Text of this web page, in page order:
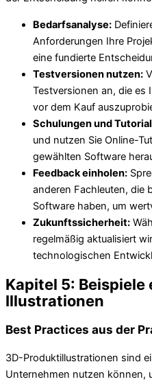
Bedarfsanalyse:
Anforderungen Ihre
eine fundierte
Testversionen nutzen:
Testversionen an, die es
vor dem Kauf
Schulungen und
und nutzen Sie Online-
gewählten Software
Feedback einholen:
anderen Fachleuten, die
Software haben, um
Zukunftssicherheit:
regelmäßig aktualisiert
technologischen
Kapitel 5:
Illustrationen
Best Practices aus der
3D-Produktillustrationen sind
Unternehmen nutzen können,